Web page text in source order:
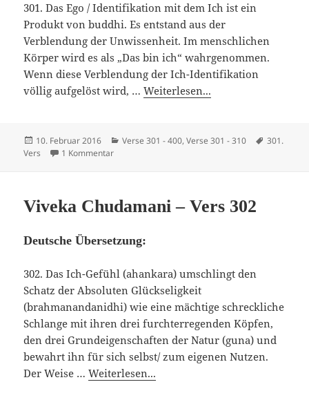
301. Das Ego / Identifikation mit dem Ich ist ein
Produkt von buddhi. Es entstand aus der
Verblendung der Unwissenheit. Im menschlichen
Körper wird es als „Das bin ich“ wahrgenommen.
Wenn diese Verblendung der Ich-Identifikation
völlig aufgelöst wird, …Weiterlesen...
Veröffentlicht
am
10. Februar 2016 Kategorien
Verse 301 - 400,Verse 301 - 310
301.
Vers
1 Kommentarzu Viveka Chudamani – Vers 301
Viveka Chudamani – Vers 302
Deutsche Übersetzung:
302. Das Ich-Gefühl (ahankara) umschlingt den
Schatz der Absoluten Glückseligkeit
(brahmanandanidhi) wie eine mächtige schreckliche
Schlange mit ihren drei furchterregenden Köpfen,
den drei Grundeigenschaften der Natur (guna) und
bewahrt ihn für sich selbst/ zum eigenen Nutzen.
Der Weise …Weiterlesen...